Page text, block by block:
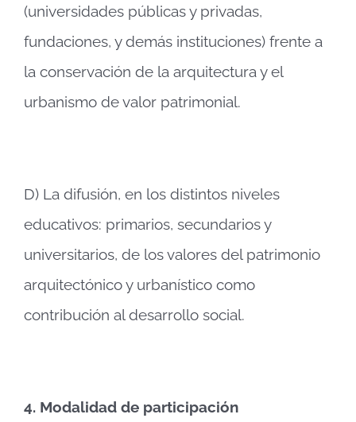
(universidades públicas y privadas,
fundaciones, y demás instituciones) frente a
la conservación de la arquitectura y el
urbanismo de valor patrimonial.
D) La difusión, en los distintos niveles
educativos: primarios, secundarios y
universitarios, de los valores del patrimonio
arquitectónico y urbanístico como
contribución al desarrollo social.
4. Modalidad de participación